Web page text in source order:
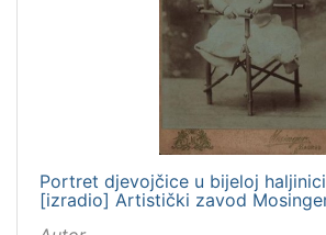
Portret djevojčice u bijeloj
[izradio] Artistički zavod